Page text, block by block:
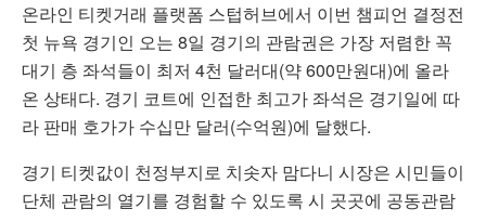
온라인 티켓거래 플랫폼 스텁허브에서 이번 챔피언 결정전
첫 뉴욕 경기인 오는 8일 경기의 관람권은 가장 저렴한 꼭
대기 층 좌석들이 최저 4천 달러대(약 600만원대)에 올라
온 상태다. 경기 코트에 인접한 최고가 좌석은 경기일에 따
라 판매 호가가 수십만 달러(수억원)에 달했다.
경기 티켓값이 천정부지로 치솟자 맘다니 시장은 시민들이
단체 관람의 열기를 경험할 수 있도록 시 곳곳에 공동관람